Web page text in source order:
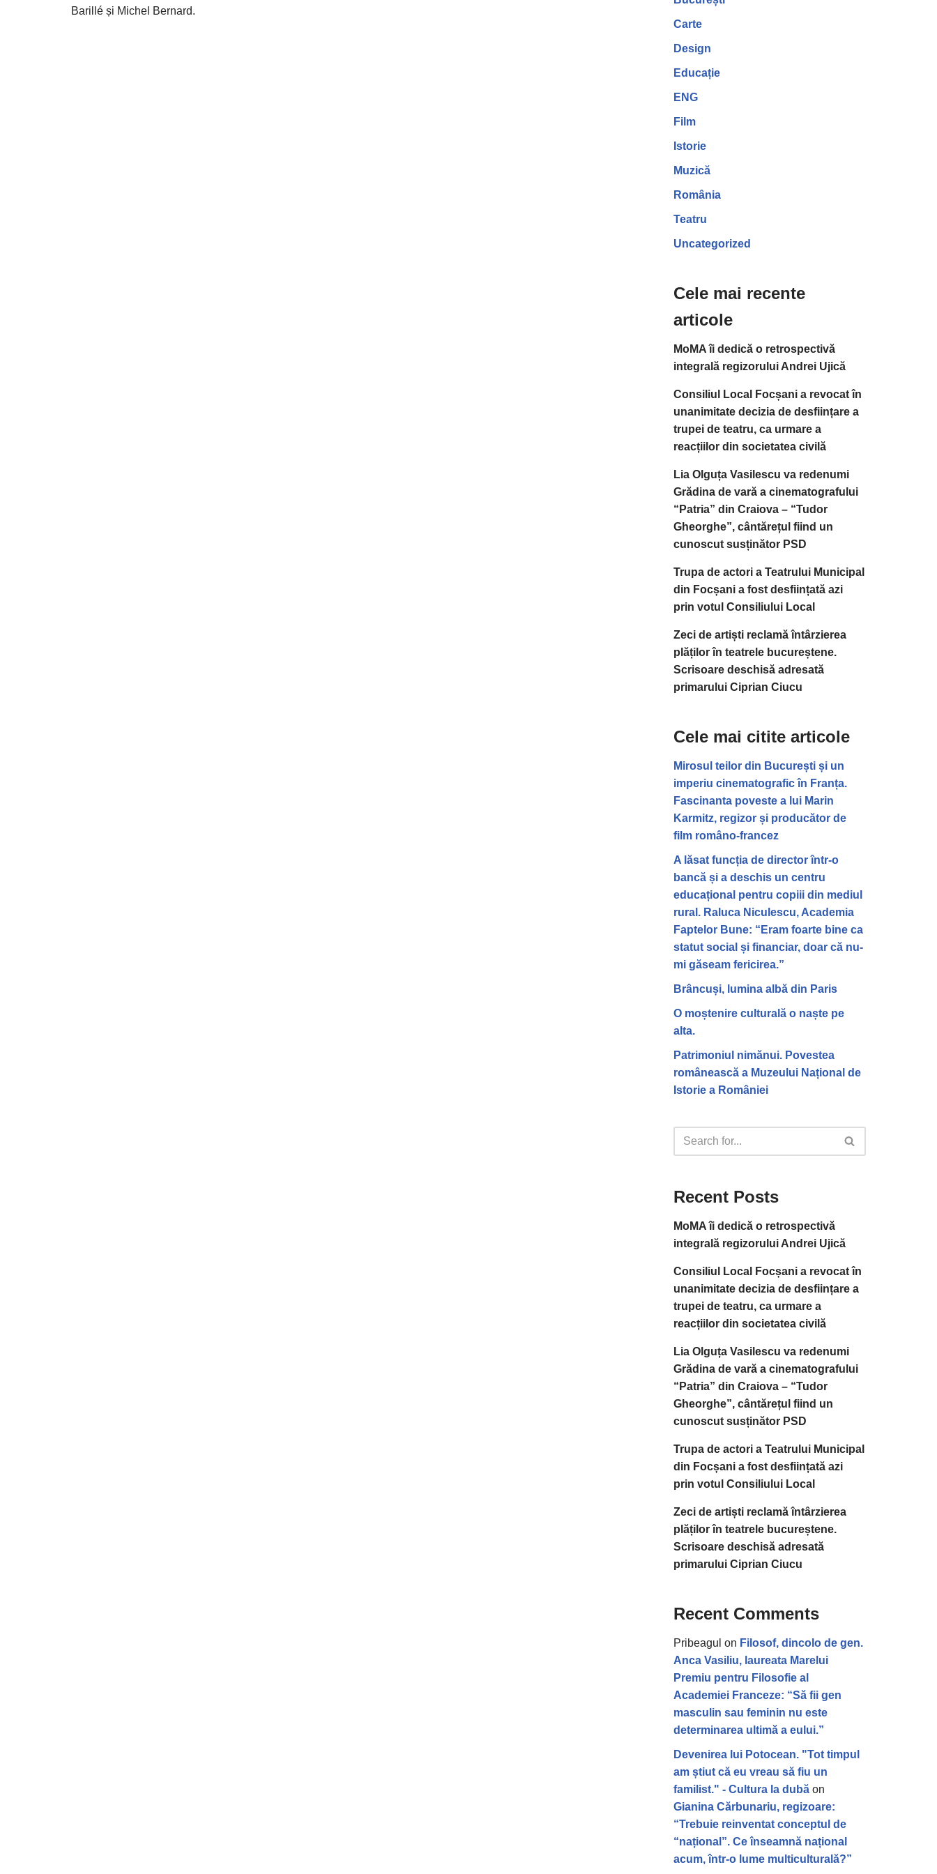
Barillé și Michel Bernard.
Carte
Design
Educație
ENG
Film
Istorie
Muzică
România
Teatru
Uncategorized
Cele mai recente
articole
MoMA îi dedică o retrospectivă
integrală regizorului Andrei Ujică
Consiliul Local Focșani a revocat în
unanimitate decizia de desființare a
trupei de teatru, ca urmare a
reacțiilor din societatea civilă
Lia Olguța Vasilescu va redenumi
Grădina de vară a cinematografului
“Patria” din Craiova – “Tudor
Gheorghe”, cântărețul fiind un
cunoscut susținător PSD
Trupa de actori a Teatrului Municipal
din Focșani a fost desființată azi
prin votul Consiliului Local
Zeci de artiști reclamă întârzierea
plăților în teatrele bucureștene.
Scrisoare deschisă adresată
primarului Ciprian Ciucu
Cele mai citite articole
Mirosul teilor din București și un
imperiu cinematografic în Franța.
Fascinanta poveste a lui Marin
Karmitz, regizor și producător de
film româno-francez
A lăsat funcția de director într-o
bancă și a deschis un centru
educațional pentru copiii din mediul
rural. Raluca Niculescu, Academia
Faptelor Bune: “Eram foarte bine ca
statut social și financiar, doar că nu-
mi găseam fericirea.”
Brâncuși, lumina albă din Paris
O moștenire culturală o naște pe
alta.
Patrimoniul nimănui. Povestea
românească a Muzeului Național de
Istorie a României
Recent Posts
MoMA îi dedică o retrospectivă
integrală regizorului Andrei Ujică
Consiliul Local Focșani a revocat în
unanimitate decizia de desființare a
trupei de teatru, ca urmare a
reacțiilor din societatea civilă
Lia Olguța Vasilescu va redenumi
Grădina de vară a cinematografului
“Patria” din Craiova – “Tudor
Gheorghe”, cântărețul fiind un
cunoscut susținător PSD
Trupa de actori a Teatrului Municipal
din Focșani a fost desființată azi
prin votul Consiliului Local
Zeci de artiști reclamă întârzierea
plăților în teatrele bucureștene.
Scrisoare deschisă adresată
primarului Ciprian Ciucu
Recent Comments
Pribeagul on Filosof, dincolo de gen.
Anca Vasiliu, laureata Marelui
Premiu pentru Filosofie al
Academiei Franceze: “Să fii gen
masculin sau feminin nu este
determinarea ultimă a eului.”
Devenirea lui Potocean. "Tot timpul
am știut că eu vreau să fiu un
familist." - Cultura la dubă on
Gianina Cărbunariu, regizoare:
“Trebuie reinventat conceptul de
“național”. Ce înseamnă național
acum, într-o lume multiculturală?”